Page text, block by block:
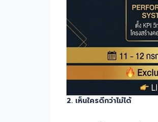
2. เห็นใครดีกว่าไม่ได้